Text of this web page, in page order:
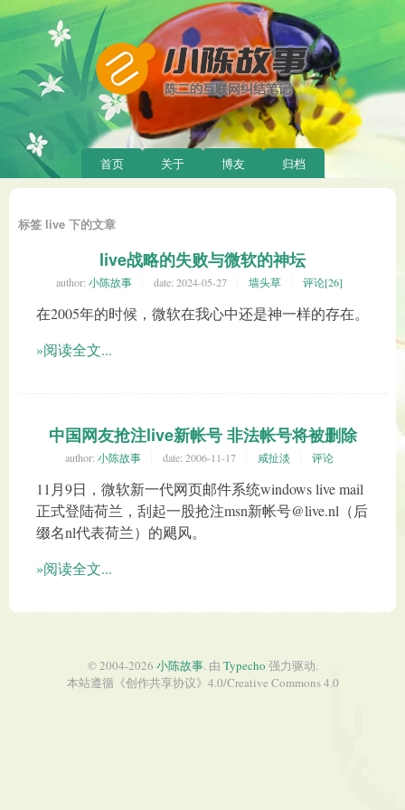
首页 关于 博友 归档
标签 live 下的文章
live战略的失败与微软的神坛
author: 小陈故事 date: 2024-05-27 墙头草 评论[26]
在2005年的时候，微软在我心中还是神一样的存在。
»阅读全文...
中国网友抢注live新帐号 非法帐号将被删除
author: 小陈故事 date: 2006-11-17 咸扯淡 评论
11月9日，微软新一代网页邮件系统windows live mail
正式登陆荷兰，刮起一股抢注msn新帐号@live.nl（后
缀名nl代表荷兰）的飓风。
»阅读全文...
© 2004-2026 小陈故事. 由 Typecho 强力驱动.
本站遵循《创作共享协议》4.0/Creative Commons 4.0